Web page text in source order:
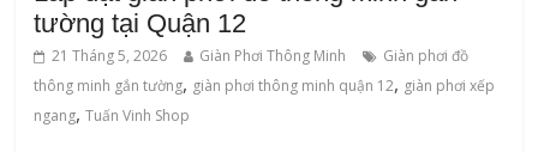
tường tại Quận 12
21 Tháng 5, 2026 Giàn Phơi Thông Minh
Giàn phơi đồ
thông minh gắn tường, giàn phơi thông minh quận 12, giàn phơi xếp
ngang,Tuấn Vinh Shop